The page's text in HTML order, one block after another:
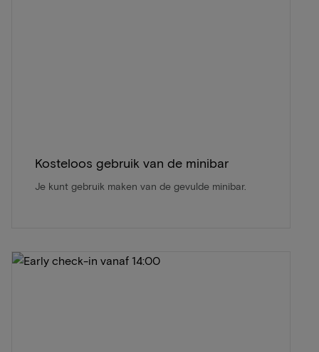
Kosteloos gebruik van de minibar
Je kunt gebruik maken van de gevulde minibar.